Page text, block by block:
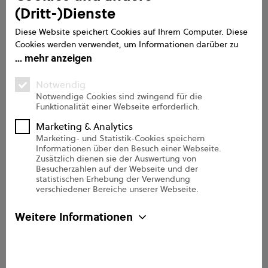
(Dritt-)Dienste
Diese Website speichert Cookies auf Ihrem Computer. Diese
Cookies werden verwendet, um Informationen darüber zu
sammeln, wie Sie mit unserer Website interagieren. Wir
zu verbessern und anzupassen, sowie für Analysen und
Messungen zu unseren Besuchern auf dieser Website und
anderen Medien. Weitere Informationen zu den von uns
verwendeten Cookies finden Sie in unseren
Datenschutzbestimmungen.
mehr anzeigen
Notwendig
Notwendige Cookies sind zwingend für die
Funktionalität einer Webseite erforderlich.
Marketing & Analytics
Marketing- und Statistik-Cookies speichern
Informationen über den Besuch einer Webseite.
Zusätzlich dienen sie der Auswertung von
Besucherzahlen auf der Webseite und der
statistischen Erhebung der Verwendung
verschiedener Bereiche unserer Webseite.
Weitere Informationen
Service
Handbuch
FAQs
Support
Onboarding Pro
Über uns
Unternehmen
Kontakt